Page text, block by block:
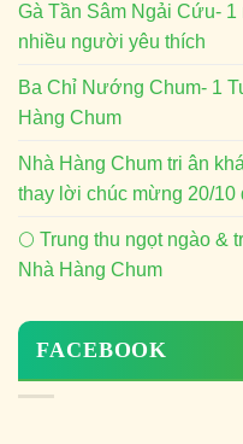
Gà Tần Sâm Ngải Cứu-
nhiều người yêu thích
Ba Chỉ Nướng Chum- 1
Hàng Chum
Nhà Hàng Chum tri ân
thay lời chúc mừng 20/10
🌕 Trung thu ngọt ngào &
Nhà Hàng Chum
FACEBOOK